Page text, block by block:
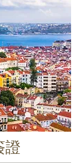
證